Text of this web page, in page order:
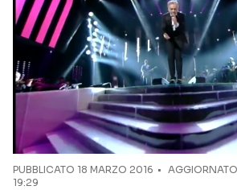
Seguici sui
PUBBLICATO 18 MARZO 2016
19:29